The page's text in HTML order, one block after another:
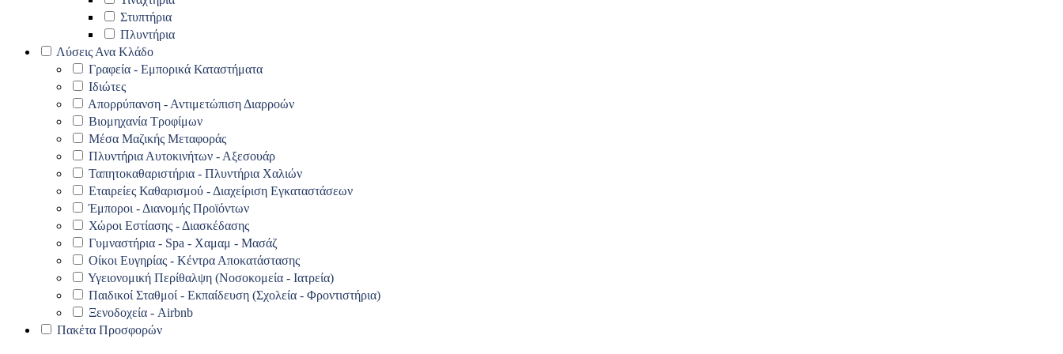
Στυπτήρια
Πλυντήρια
Λύσεις Ανα Κλάδο
Γραφεία - Εμπορικά Καταστήματα
Ιδιώτες
Απορρύπανση - Αντιμετώπιση Διαρροών
Βιομηχανία Τροφίμων
Μέσα Μαζικής Μεταφοράς
Πλυντήρια Αυτοκινήτων - Αξεσουάρ
Ταπητοκαθαριστήρια - Πλυντήρια Χαλιών
Εταιρείες Καθαρισμού - Διαχείριση Εγκαταστάσεων
Έμποροι - Διανομής Προϊόντων
Χώροι Εστίασης - Διασκέδασης
Γυμναστήρια - Spa - Χαμαμ - Μασάζ
Οίκοι Ευγηρίας - Κέντρα Αποκατάστασης
Υγειονομική Περίθαλψη (Νοσοκομεία - Ιατρεία)
Παιδικοί Σταθμοί - Εκπαίδευση (Σχολεία - Φροντιστήρια)
Ξενοδοχεία - Airbnb
Πακέτα Προσφορών